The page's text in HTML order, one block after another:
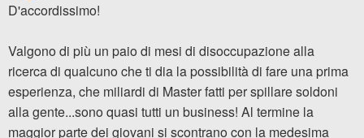
D'accordissimo!
Valgono di più un paio di mesi di disoccupazione alla
ricerca di qualcuno che ti dia la possibilità di fare una prima
esperienza, che miliardi di Master fatti per spillare soldoni
alla gente...sono quasi tutti un business! Al termine la
maggior parte dei giovani si scontrano con la medesima